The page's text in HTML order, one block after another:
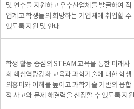
및 연수를 지원하고 우수산업체를 발굴하여 직
업계고 학생들의 희망하는 기업체에 취업할 수
있도록 지원 및 안내
학생 활동 중심의 STEAM 교육을 통한 미래사
회 핵심역량강화 교육과 과학기술에 대한 학생
의흥미와 이해를 높이고 과학기술 기반의 융합
적 사고와 문제 해결력을 신장할 수 있도록 지원